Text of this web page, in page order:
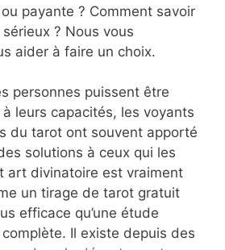
payante ? Comment savoir
? Nous vous
aider à faire un choix.
personnes puissent être
leurs capacités, les voyants
du tarot ont souvent apporté
solutions à ceux qui les
art divinatoire est vraiment
un tirage de tarot gratuit
efficace qu’une étude
Il existe depuis des